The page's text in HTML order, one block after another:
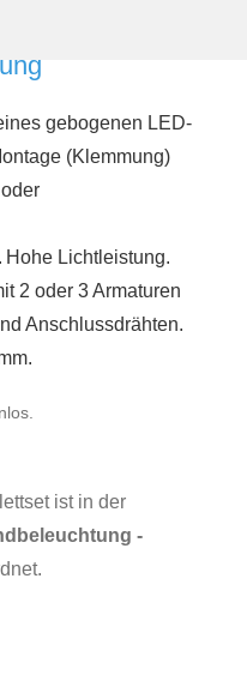
im Komplettset -
gebogenen LED-
(Klemmung)
Hohe Lichtleistung.
2 oder 3 Armaturen
Anschlussdrähten.
ist in der
-